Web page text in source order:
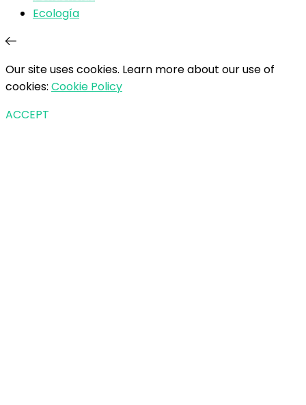
Ecología
Our site uses cookies. Learn more about our use of
cookies: Cookie Policy
ACCEPT